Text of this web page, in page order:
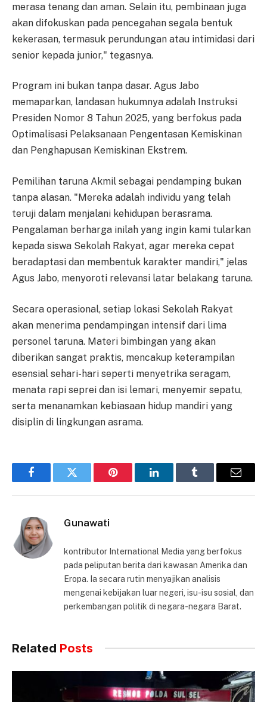
merasa tenang dan aman. Selain itu, pembinaan juga
akan difokuskan pada pencegahan segala bentuk
kekerasan, termasuk perundungan atau intimidasi dari
senior kepada junior," tegasnya.
Program ini bukan tanpa dasar. Agus Jabo
memaparkan, landasan hukumnya adalah Instruksi
Presiden Nomor 8 Tahun 2025, yang berfokus pada
Optimalisasi Pelaksanaan Pengentasan Kemiskinan
dan Penghapusan Kemiskinan Ekstrem.
Pemilihan taruna Akmil sebagai pendamping bukan
tanpa alasan. "Mereka adalah individu yang telah
teruji dalam menjalani kehidupan berasrama.
Pengalaman berharga inilah yang ingin kami tularkan
kepada siswa Sekolah Rakyat, agar mereka cepat
beradaptasi dan membentuk karakter mandiri," jelas
Agus Jabo, menyoroti relevansi latar belakang taruna.
Secara operasional, setiap lokasi Sekolah Rakyat
akan menerima pendampingan intensif dari lima
personel taruna. Materi bimbingan yang akan
diberikan sangat praktis, mencakup keterampilan
esensial sehari-hari seperti menyetrika seragam,
menata rapi seprei dan isi lemari, menyemir sepatu,
serta menanamkan kebiasaan hidup mandiri yang
disiplin di lingkungan asrama.
FacebookTwitter Pinterest LinkedInTumblr Email
Gunawati
kontributor International Media yang berfokus
pada peliputan berita dari kawasan Amerika dan
Eropa. Ia secara rutin menyajikan analisis
mengenai kebijakan luar negeri, isu-isu sosial, dan
perkembangan politik di negara-negara Barat.
Related Posts